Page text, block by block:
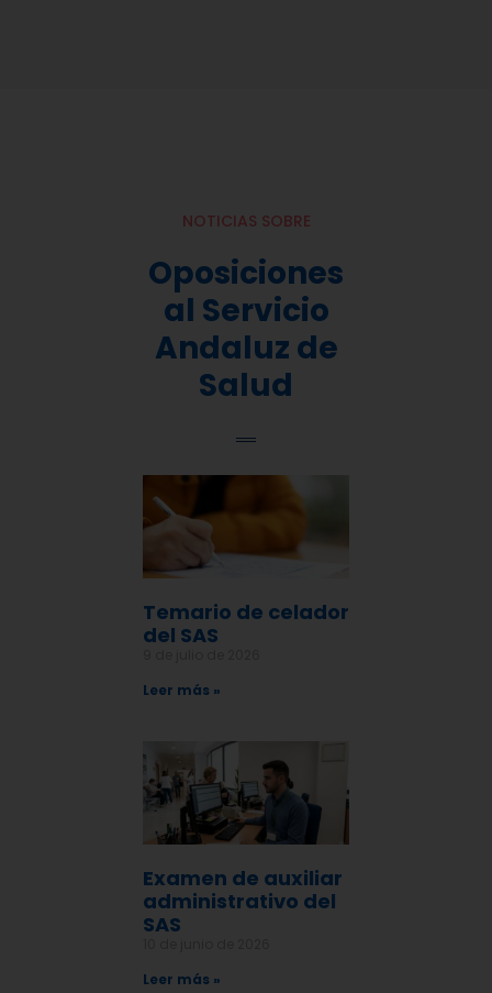
NOTICIAS SOBRE
Oposiciones
al Servicio
Andaluz de
Salud
Temario de celador
del SAS
Leer más »
Examen de auxiliar
administrativo del
SAS
Leer más »